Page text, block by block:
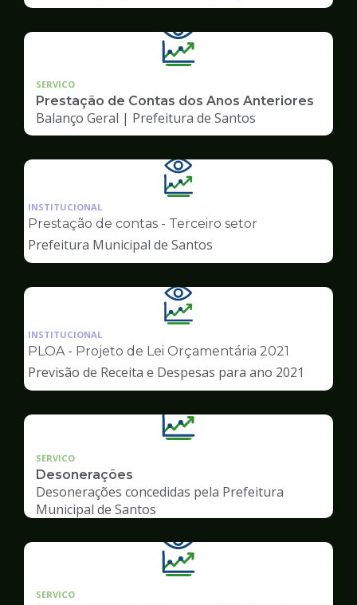
SERVICO
Prestação de Contas dos Anos Anteriores
Balanço Geral | Prefeitura de Santos
Ilustração
da
pagina
de
Transparência
INSTITUCIONAL
Prestação de contas - Terceiro setor
Prefeitura Municipal de Santos
Ilustração
da
pagina
Transparência
INSTITUCIONAL
PLOA - Projeto de Lei Orçamentária 2021
Previsão de Receita e Despesas para ano 2021
SERVICO
Desonerações
Desonerações concedidas pela Prefeitura
Municipal de Santos
SERVICO